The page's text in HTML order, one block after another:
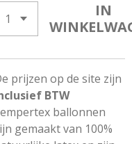
IN
prijzen op de site zijn
BTW
ballonnen
gemaakt van 100%